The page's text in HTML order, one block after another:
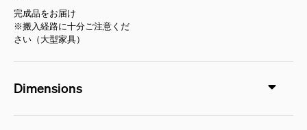
完成品をお届け
※搬入経路に十分ご注意くだ
さい（大型家具）
Dimensions